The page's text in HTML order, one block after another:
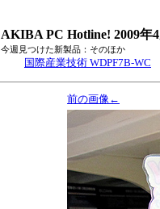
AKIBA PC Hotline! 2009年
今週見つけた新製品：そのほか
国際産業技術 WDPF7B-WC
前の画像←